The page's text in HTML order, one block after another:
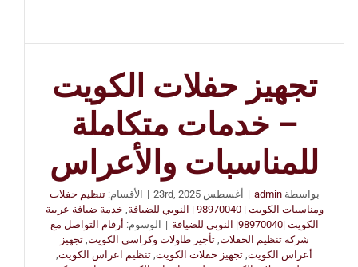
تجهيز حفلات الكويت
– خدمات متكاملة
للمناسبات والأعراس
بواسطةadmin
| أغسطس 23rd, 2025 | الأقسام:تنظيم حفلات
ومناسبات الكويت | 98970040 | النوبي للضيافة
خدمة ضيافة عربية
الكويت |98970040| النوبي للضيافة
| الوسوم: أرقام التواصل مع
شركة تنظيم الحفلات ,تأجير طاولات وكراسي الكويت ,تجهيز
أعراس الكويت, تجهيز حفلات الكويت, تنظيم اعراس الكويت,